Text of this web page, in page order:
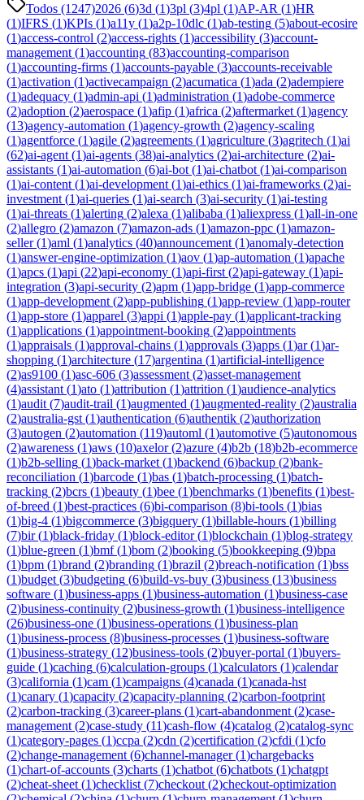
Todos (1247)2026 (6)3d (1)3pl (3)4pl (1)AP-AR (1)HR
(1)IFRS (1)KPIs (1)a11y (1)a2p-10dlc (1)ab-testing (5)about-ecosire
(1)access-control (2)access-rights (1)accessibility (3)account-
management (1)accounting (83)accounting-comparison
(1)accounting-firms (1)accounts-payable (3)accounts-receivable
(1)activation (1)activecampaign (2)acumatica (1)ada (2)adempiere
(1)adequacy (1)admin-api (1)administration (1)adobe-commerce
(2)adoption (2)aerospace (1)afip (1)africa (2)aftermarket (1)agency
(13)agency-automation (1)agency-growth (2)agency-scaling
(1)agentforce (1)agile (2)agreements (1)agriculture (3)agritech (1)ai
(62)ai-agent (1)ai-agents (38)ai-analytics (2)ai-architecture (2)ai-
assistants (1)ai-automation (6)ai-bot (1)ai-chatbot (1)ai-comparison
(1)ai-content (1)ai-development (1)ai-ethics (1)ai-frameworks (2)ai-
investment (1)ai-queries (1)ai-search (3)ai-security (1)ai-testing
(1)ai-threats (1)alerting (2)alexa (1)alibaba (1)aliexpress (1)all-in-one
(2)allegro (2)amazon (7)amazon-ads (1)amazon-ppc (1)amazon-
seller(1)aml (1)analytics (40)announcement (1)anomaly-detection
(1)answer-engine-optimization (1)aov (1)ap-automation (1)apache
(1)apcs (1)api (22)api-economy (1)api-first (2)api-gateway (1)api-
integration (3)api-security (2)apm (1)app-bridge (1)app-commerce
(1)app-development (2)app-publishing (1)app-review (1)app-router
(1)app-store (1)apparel (3)appi (1)apple-pay (1)applicant-tracking
(1)applications (1)appointment-booking (2)appointments
(1)appraisals (1)approval-chains (1)approvals (3)apps (1)ar(1)ar-
shopping (1)architecture (17)argentina (1)artificial-intelligence
(2)as9100 (1)asc-606 (3)assessment (2)asset-management
(4)assistant (1)ato (1)attribution (1)attrition (1)audience-analytics
(1)audit (7)audit-trail (1)augmented (1)augmented-reality (2)australia
(2)australia-gst (1)authentication (6)authentik (2)authorization
(3)autogen (2)automation (119)automl (1)automotive (5)autonomous
(2)awareness (1)aws (10)axelor(2)azure (4)b2b (18)b2b-ecommerce
(1)b2b-selling (1)back-market (1)backend (6)backup (2)bank-
reconciliation (1)barcode (1)bas (1)batch-processing (1)batch-
tracking (2)bcrs (1)beauty (1)bee (1)benchmarks (1)benefits (1)best-
of-breed (1)best-practices (6)bi-comparison (8)bi-tools (1)bias
(1)big-4 (1)bigcommerce (3)bigquery (1)billable-hours (1)billing
(7)bir(1)black-friday (1)block-editor(1)blockchain (1)blog-strategy
(1)blue-green (1)bmf(1)bom (2)booking (5)bookkeeping (9)bpa
(1)bpm (1)brand (2)branding (1)brazil (2)breach-notification (1)bss
(1)budget (3)budgeting (6)build-vs-buy (3)business (13)business
software (1)business-apps (1)business-automation (1)business-case
(2)business-continuity (2)business-growth (1)business-intelligence
(26)business-one (1)business-operations (1)business-plan
(1)business-process (8)business-processes (1)business-software
(1)business-strategy (12)business-tools (2)buyer-portal (1)buyers-
guide (1)caching (6)calculation-groups (1)calculators (1)calendar
(3)california (1)cam (1)campaigns (4)canada (1)canada-hst
(1)canary (1)capacity (2)capacity-planning (2)carbon-footprint
(2)carbon-tracking (3)career-plans (1)cart-abandonment (2)case-
management (2)case-study (11)cash-flow (4)catalog (2)catalog-sync
(1)category-pages (1)ccpa (2)cdn (2)certification (2)cfdi (1)cfo
(2)change-management (6)channel-manager(1)chargebacks
(1)chart-of-accounts (3)charts (1)chatbot (6)chatbots (1)chatgpt
(2)cheat-sheet (1)checklist (7)checkout (2)checkout-optimization